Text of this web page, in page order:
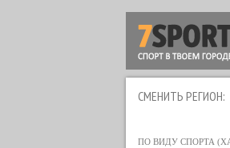
СМЕНИТЬ РЕГИОН:
ПО ВИДУ СПОРТА